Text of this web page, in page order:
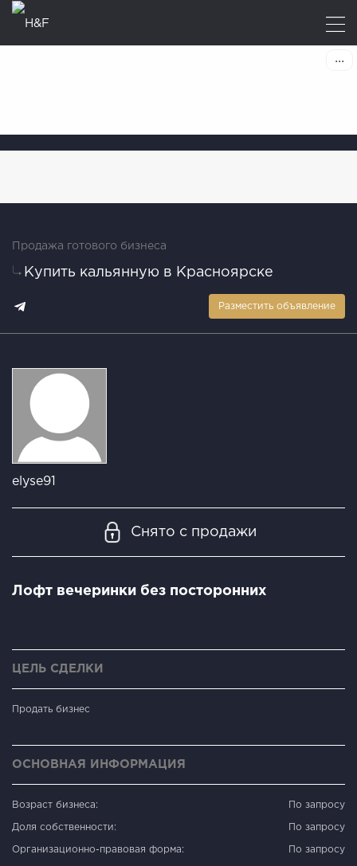
Продажа готового бизнеса
Купить кальянную в Красноярске
Разместить объявление
elyse91
Снято с продажи
Лофт вечеринки без посторонних
ЦЕЛЬ СДЕЛКИ
Продать бизнес
ОСНОВНАЯ ИНФОРМАЦИЯ
Возраст бизнеса: По запросу
Доля собственности: По запросу
Организационно-правовая форма: По запросу